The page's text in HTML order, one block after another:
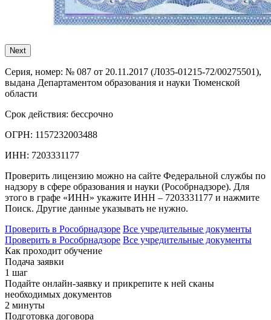
Next
Серия, номер: № 087 от 20.11.2017 (Л035-01215-72/00275501),
выдана Департаментом образования и науки Тюменской
области
Срок действия: бессрочно
ОГРН: 1157232003488
ИНН: 7203331177
Проверить лицензию можно на сайте Федеральной службы по
надзору в сфере образования и науки (Рособрнадзоре). Для
этого в графе «ИНН» укажите ИНН – 7203331177 и нажмите
Поиск. Другие данные указывать не нужно.
Проверить в Рособрнадзоре Все учредительные документы
Проверить в Рособрнадзоре Все учредительные документы
Как проходит обучение
Подача заявки
1 шаг
Подайте онлайн-заявку и прикрепите к ней сканы
необходимых документов
2 минуты
Подготовка договора